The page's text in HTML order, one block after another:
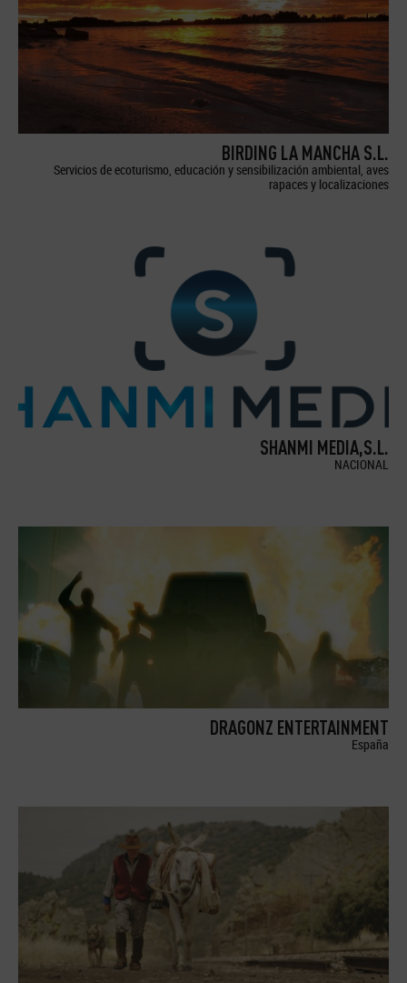
BIRDING LA MANCHA S.L.
Servicios de ecoturismo, educación y sensibilización ambiental, aves
rapaces y localizaciones
SHANMI MEDIA,S.L.
NACIONAL
DRAGONZ ENTERTAINMENT
España